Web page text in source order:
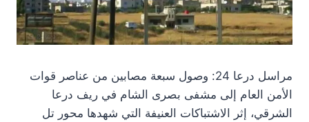
مراسل درعا 24: وصول سبعة مصابين من عناصر قوات
الأمن العام إلى مشفى بصرى الشام في ريف درعا
الشرقي، إثر الاشتباكات العنيفة التي شهدها محور تل